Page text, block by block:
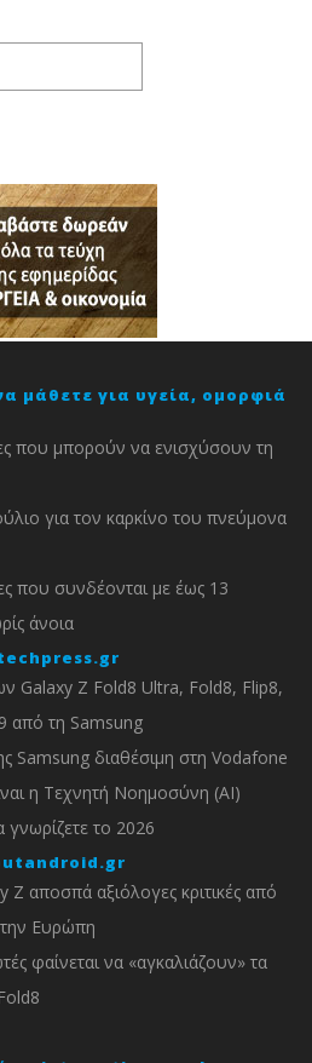
μάθετε για υγεία, ομορφιά
που μπορούν να ενισχύσουν τη
για τον καρκίνο του πνεύμονα
που συνδέονται με έως 13
άνοια
Galaxy Z Fold8 Ultra, Fold8, Flip8,
από τη Samsung
Samsung διαθέσιμη στη Vodafone
η Τεχνητή Νοημοσύνη (AI)
γνωρίζετε το 2026
Z αποσπά αξιόλογες κριτικές από
Ευρώπη
φαίνεται να «αγκαλιάζουν» τα